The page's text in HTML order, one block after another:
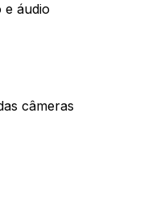
e áudio
câmeras